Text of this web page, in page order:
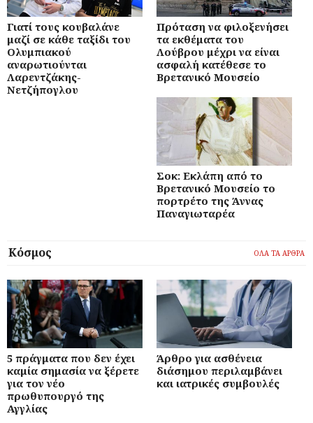
Γιατί τους κουβαλάνε
μαζί σε κάθε ταξίδι του
Ολυμπιακού
αναρωτιούνται
Λαρεντζάκης-
Νετζήπογλου
Πρόταση να φιλοξενήσει
τα εκθέματα του
Λούβρου μέχρι να είναι
ασφαλή κατέθεσε το
Βρετανικό Μουσείο
Σοκ: Εκλάπη από το
Βρετανικό Μουσείο το
πορτρέτο της Άννας
Παναγιωταρέα
Κόσμος ΟΛΑ ΤΑ ΑΡΘΡΑ
5 πράγματα που δεν έχει
καμία σημασία να ξέρετε
για τον νέο
πρωθυπουργό της
Αγγλίας
Άρθρο για ασθένεια
διάσημου περιλαμβάνει
και ιατρικές συμβουλές